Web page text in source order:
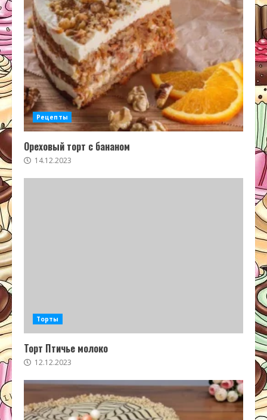
Рецепты
Ореховый торт с бананом
14.12.2023
Торты
Торт Птичье молоко
12.12.2023